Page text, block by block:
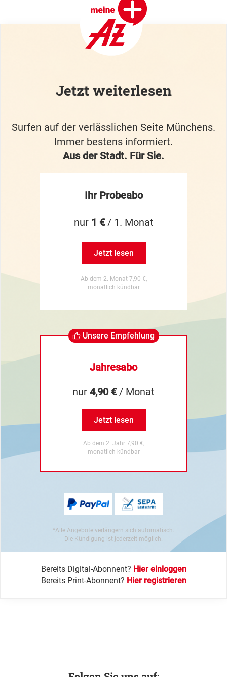
Jetzt weiterlesen
Surfen auf der verlässlichen Seite Münchens.
Immer bestens informiert.
Aus der Stadt. Für Sie.
Ihr Probeabo
nur 1 €/ 1. Monat
Jetzt lesen
Ab dem 2. Monat 7,90 €,
monatlich kündbar
Unsere Empfehlung
Jahresabo
nur 4,90 €/ Monat
Jetzt lesen
Ab dem 2. Jahr 7,90 €,
monatlich kündbar
*Alle Angebote verlängern sich automatisch.
Die Kündigung ist jederzeit möglich.
Bereits Digital-Abonnent? Hier einloggen
Bereits Print-Abonnent? Hier registrieren